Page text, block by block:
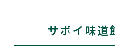
サボイ味道